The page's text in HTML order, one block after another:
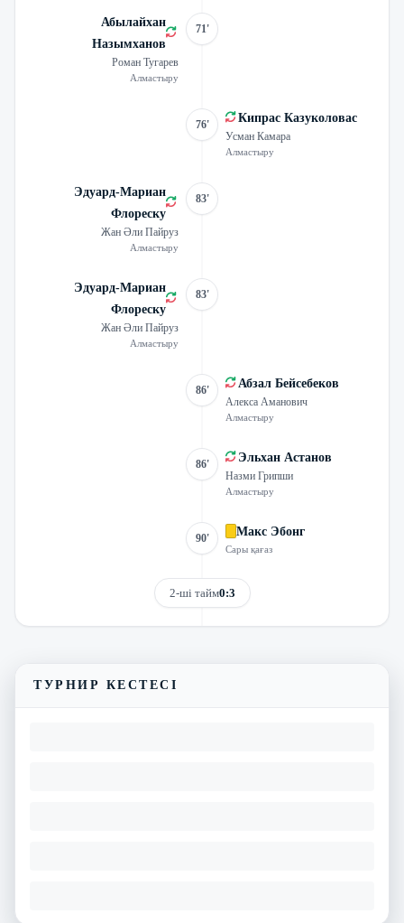
Абылайхан
Назымханов
Роман Тугарев
Алмастыру
71'
76' Кипрас Казуколовас
Усман Камара
Алмастыру
Эдуард-Мариан
Флореску
Жан Әли Пайруз
Алмастыру
83'
Эдуард-Мариан
Флореску
Жан Әли Пайруз
Алмастыру
83'
86' Абзал Бейсебеков
Алекса Аманович
Алмастыру
86' Эльхан Астанов
Назми Грипши
Алмастыру
90' Макс Эбонг
Сары қағаз
2-ші тайм0:3
ТУРНИР КЕСТЕСІ